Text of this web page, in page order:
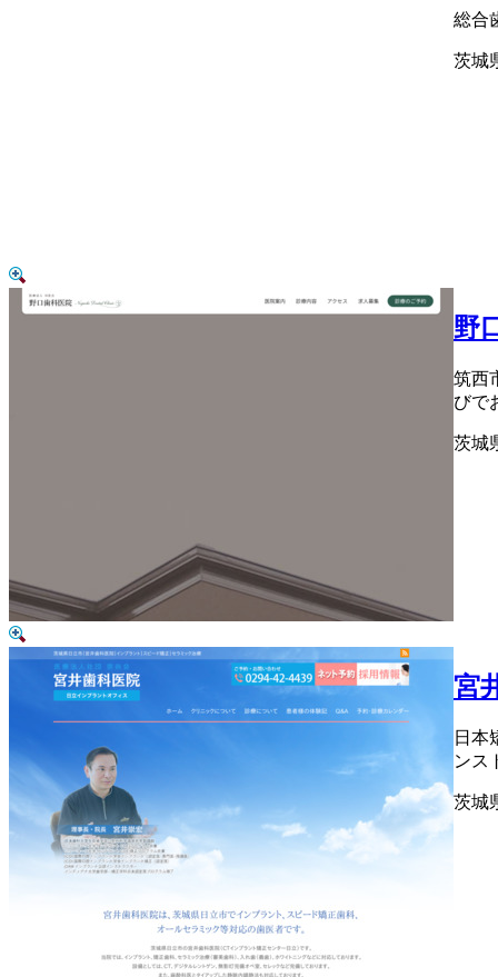
総合
茨城
野
筑西
びで
茨城
宮
日本
ンス
茨城